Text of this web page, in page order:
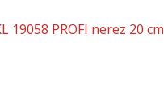
19058 PROFI nerez 20 cm